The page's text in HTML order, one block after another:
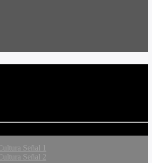
Señal 1
Señal 2